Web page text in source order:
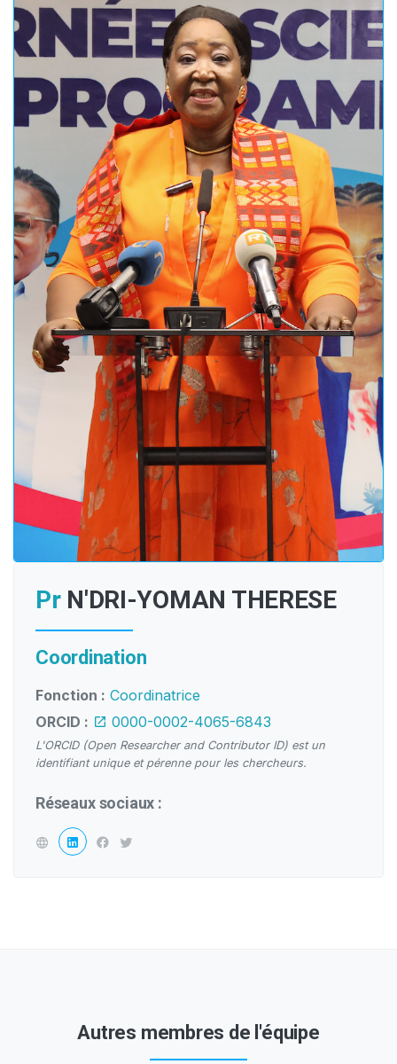
PrN'DRI-YOMAN THERESE
Coordination
Fonction : Coordinatrice
ORCID :
0000-0002-4065-6843
L'ORCID (Open Researcher and Contributor ID) est un
identifiant unique et pérenne pour les chercheurs.
Réseaux sociaux :
Autres membres de l'équipe